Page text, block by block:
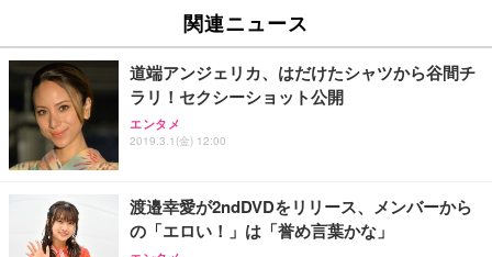
ュチェア 人間工学 疲れない ブラック
￥27,999
ワーク チェア 強化バックレスト 30度ロッキング機
能 人間工学 椅子 腰サポート 90度跳ね上げ式アーム
務用 おしゃれ パソコンチェア (ブラック)
Sezlife オフィスチェア デスクチェア 疲れない テレ
￥109,572
【純正品】27"ゲーミングモニター DualSense 充電
フック付き（CFI-ZDM1J）
【整備済み品】Dell E2724HS 27インチ 液晶モニタ
x2袋(84枚) ホワイト(吸収面:ライトブルー)
￥3,234
ネオ・ルーライフ ネオ・オムツ L 中型犬用 26枚入
り 単品
Smart Basic(スマートベーシック) 【Amazon.co.jp
関連ニュース
道端アンジェリカ、はだけたシャツから谷間チ
ラリ！セクシーショット公開
エンタメ
2019.3.1(金) 12:00
渡邉幸愛が2ndDVDをリリース、メンバーから
の「エロい！」は「誉め言葉かな」